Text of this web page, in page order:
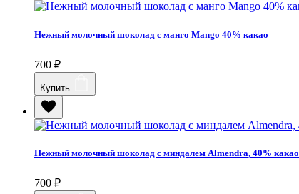
Нежный молочный шоколад с манго Mango 40% какао
700 ₽
Купить
Нежный молочный шоколад с миндалем Almendra, 40% какао
700 ₽